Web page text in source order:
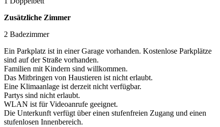
Zusätzliche Zimmer
2 Badezimmer
Ein Parkplatz ist in einer Garage vorhanden. Kostenlose Parkplätze
sind auf der Straße vorhanden.
Familien mit Kindern sind willkommen.
Das Mitbringen von Haustieren ist nicht erlaubt.
Eine Klimaanlage ist derzeit nicht verfügbar.
Partys sind nicht erlaubt.
WLAN ist für Videoanrufe geeignet.
Die Unterkunft verfügt über einen stufenfreien Zugang und einen
stufenlosen Innenbereich.